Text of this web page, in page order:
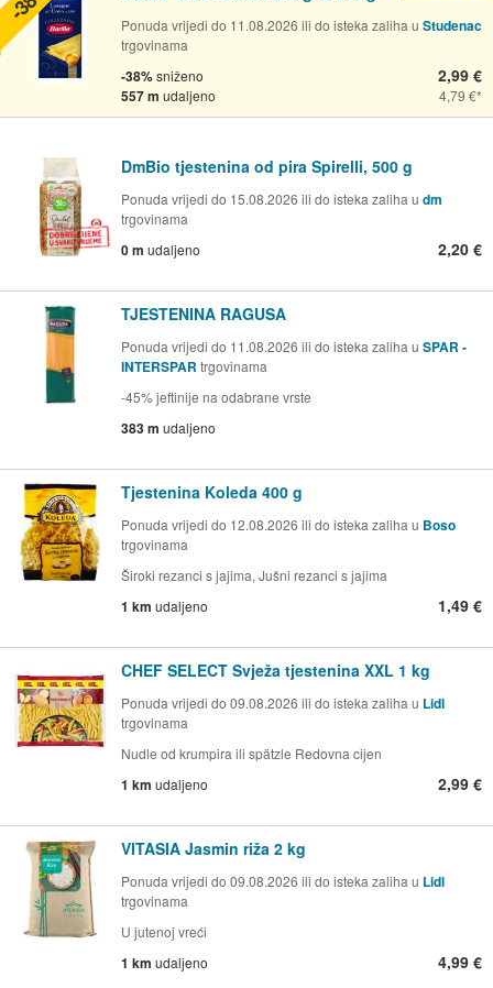
Ponuda vrijedi do 11.08.2026 ili do isteka zaliha u Studenac
trgovinama
-38%sniženo
557 m udaljeno
2,99 €
4,79 €
DmBio tjestenina od pira Spirelli, 500 g
Ponuda vrijedi do 15.08.2026 ili do isteka zaliha u dm
trgovinama
0 m udaljeno 2,20 €
TJESTENINA RAGUSA
Ponuda vrijedi do 11.08.2026 ili do isteka zaliha u SPAR -
INTERSPAR trgovinama
-45% jeftinije na odabrane vrste
383 m udaljeno
Tjestenina Koleda 400 g
Ponuda vrijedi do 12.08.2026 ili do isteka zaliha u Boso
trgovinama
Široki rezanci s jajima, Jušni rezanci s jajima
1 km udaljeno 1,49 €
CHEF SELECT Svježa tjestenina XXL 1 kg
Ponuda vrijedi do 09.08.2026 ili do isteka zaliha u Lidl
trgovinama
Nudle od krumpira ili spätzle Redovna cijen
1 km udaljeno 2,99 €
VITASIA Jasmin riža 2 kg
Ponuda vrijedi do 09.08.2026 ili do isteka zaliha u Lidl
trgovinama
U jutenoj vreći
1 km udaljeno 4,99 €